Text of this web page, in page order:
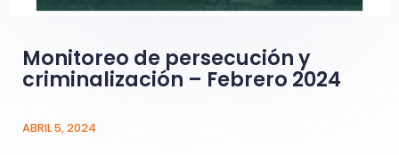
Monitoreo de persecución y
criminalización – Febrero 2024
ABRIL 5, 2024